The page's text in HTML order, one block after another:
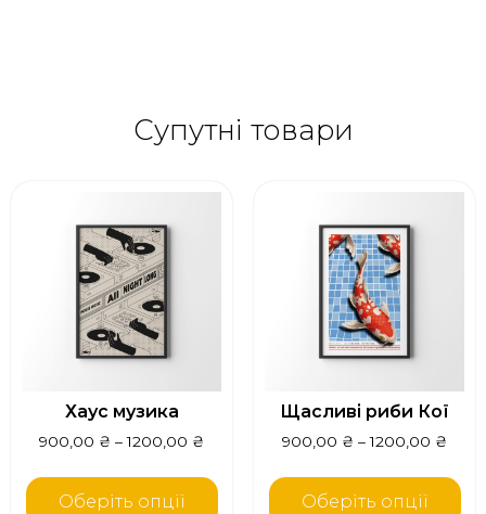
Супутні товари
Хаус музика
900,00 ₴ –1200,00 ₴
Оберіть опції
Щасливі риби Кої
900,00 ₴ –1200,00 ₴
Оберіть опції